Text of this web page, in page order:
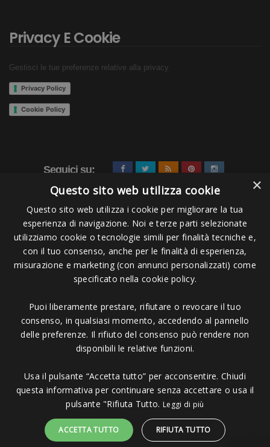
Privacy E Cookie
Gestisci le tue preferenze relative alla privacy
Privacy Policy
Cookie Policy
Seguici su:
Pagamenti Accettati
Copyright © 2006 - 2023 -Icarus Project sas- Via Bordigona, 5 - 54100
×
Questo sito web utilizza cookie
Questo sito web utilizza i cookie per migliorare la tua
esperienza di navigazione. Noi e terze parti selezionate
utilizziamo cookie o tecnologie simili per finalità tecniche e,
con il tuo consenso, anche per le finalità di esperienza,
misurazione e marketing (con annunci personalizzati) come
specificato nella cookie policy.
Puoi liberamente prestare, rifiutare o revocare il tuo
consenso, in qualsiasi momento, accedendo al pannello
delle preferenze. Il rifiuto del consenso può rendere non
disponibili le relative funzioni.
Usa il pulsante “Accetta tutto” per acconsentire. Chiudi
questa informativa per continuare senza accettare o usa il
pulsante "Rifiuta Tutto. Leggi di più
ACCETTA TUTTO RIFIUTA TUTTO